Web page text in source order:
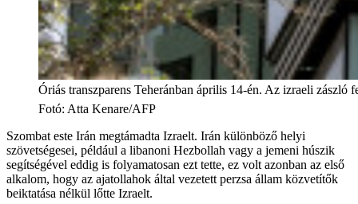
Óriás transzparens Teheránban április 14-én. Az izraeli
Fotó: Atta Kenare/AFP
Szombat este Irán megtámadta Izraelt. Irán különböző helyi
szövetségesei, például a libanoni Hezbollah vagy a jemeni húszik
segítségével eddig is folyamatosan ezt tette, ez volt azonban az első
alkalom, hogy az ajatollahok által vezetett perzsa állam közvetítők
beiktatása nélkül lőtte Izraelt.